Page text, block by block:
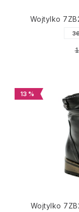
Wojtylko
36
13 %
Wojtylko